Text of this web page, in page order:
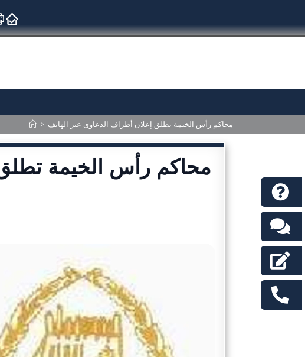
> محاكم رأس الخيمة تطلق إعلان أطراف الدعاوى عبر الهاتف
محاكم رأس الخيمة